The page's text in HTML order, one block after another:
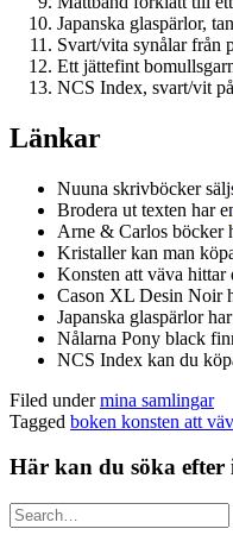
Japanska glaspärlor,
Svart/vita synålar från
Ett jättefint
NCS Index, svart/vit
Länkar
Nuuna skrivböcker
Brodera ut texten har
Arne & Carlos böcker
Kristaller kan man
Konsten att väva hittar
Cason XL Desin Noir
Japanska glaspärlor
Nålarna Pony black
NCS Index kan du
Filed undermina samlingar
Tagged boken konsten att
Här kan du söka efter
Search